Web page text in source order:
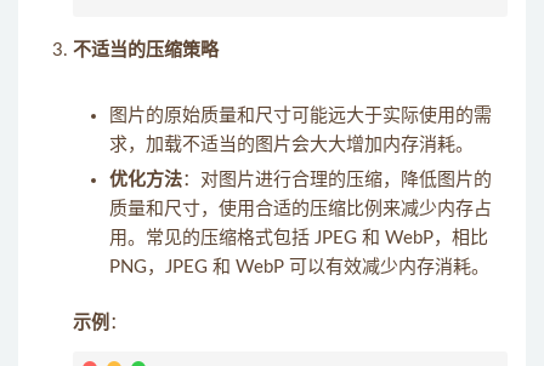
不适当的压缩策略
图片的原始质量和尺寸可能远大于实际使用的需
求，加载不适当的图片会大大增加内存消耗。
优化方法：对图片进行合理的压缩，降低图片的
质量和尺寸，使用合适的压缩比例来减少内存占
用。常见的压缩格式包括 JPEG 和 WebP，相比
PNG，JPEG 和 WebP 可以有效减少内存消耗。
示例 ：